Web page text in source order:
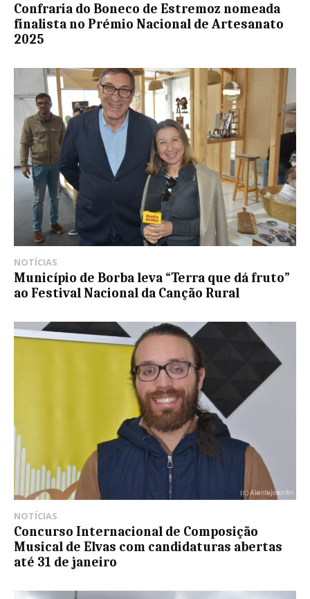
Confraria do Boneco de Estremoz nomeada
finalista no Prémio Nacional de Artesanato
2025
NOTÍCIAS
Município de Borba leva “Terra que dá fruto”
ao Festival Nacional da Canção Rural
NOTÍCIAS
Concurso Internacional de Composição
Musical de Elvas com candidaturas abertas
até 31 de janeiro